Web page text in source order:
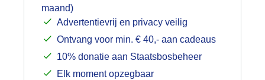
maand)
Advertentievrij en privacy veilig
Ontvang voor min. € 40,- aan cadeaus
10% donatie aan Staatsbosbeheer
Elk moment opzegbaar
zonsopkomst
Mogen we je locatie gebruiken voor
het weer?